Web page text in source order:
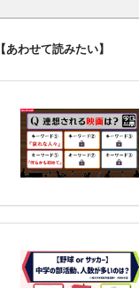
【あわせて読みたい】